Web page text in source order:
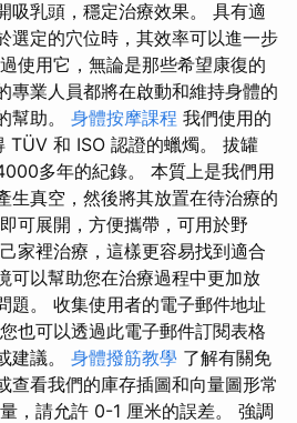
吸乳頭，穩定治療效果。 具有適
選定的穴位時，其效率可以進一步
使用它，無論是那些希望康復的
專業人員都將在啟動和維持身體的
幫助。 身體按摩課程 我們使用的
TÜV 和 ISO 認證的蠟燭。 拔罐
多年的紀錄。 本質上是我們用
生真空，然後將其放置在待治療的
可展開，方便攜帶，可用於野
家裡治療，這樣更容易找到適合
可以幫助您在治療過程中更加放
題。 收集使用者的電子郵件地址
也可以透過此電子郵件訂閱表格
建議。 身體撥筋教學 了解有關免
查看我們的庫存插圖和向量圖形常
，請允許 0-1 厘米的誤差。 強調